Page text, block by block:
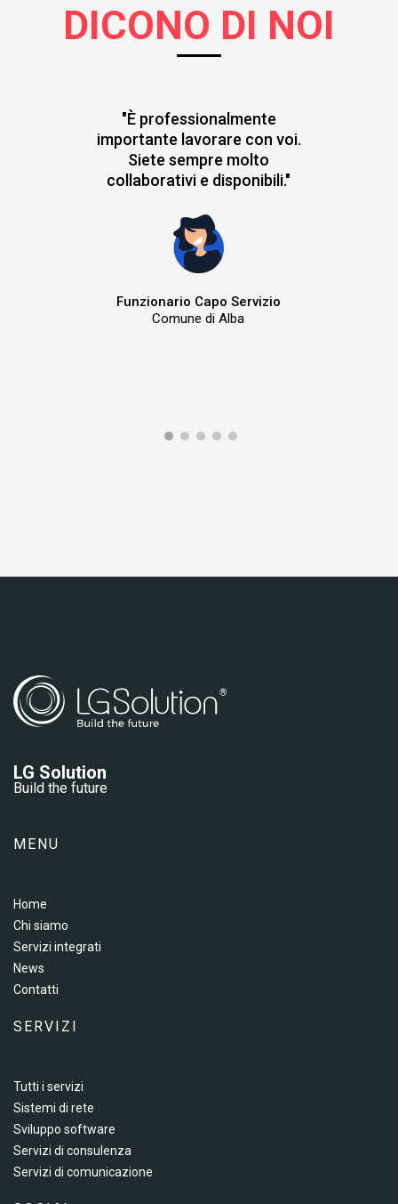
DICONO DI NOI
"È professionalmente
importante lavorare con voi.
Siete sempre molto
collaborativi e disponibili."
Funzionario Capo Servizio
Comune di Alba
LG Solution
Build the future
MENU
Home
Chi siamo
Servizi integrati
News
Contatti
SERVIZI
Tutti i servizi
Sistemi di rete
Sviluppo software
Servizi di consulenza
Servizi di comunicazione